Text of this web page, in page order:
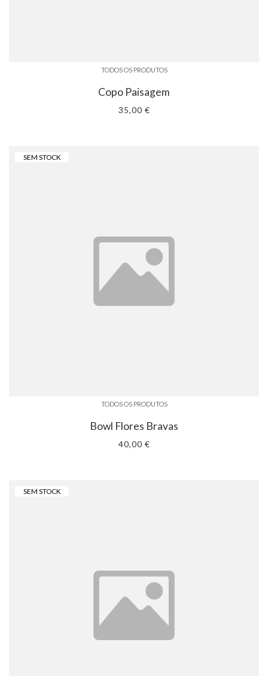
TODOS OS PRODUTOS
Copo Paisagem
35,00 €
SEM STOCK
TODOS OS PRODUTOS
Bowl Flores Bravas
40,00 €
SEM STOCK